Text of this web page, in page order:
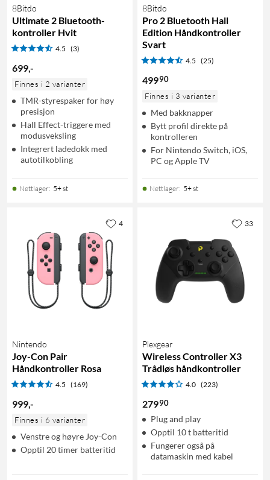
8Bitdo
Ultimate 2 Bluetooth-
kontroller Hvit
4.5 (3)
699,-
Finnes i 2 varianter
TMR-styrespaker for høy
presisjon
Hall Effect-triggere med
modusveksling
Integrert ladedokk med
autotilkobling
Nettlager: 5+ st
8Bitdo
Pro 2 Bluetooth Hall
Edition Håndkontroller
Svart
4.5 (25)
49990
Finnes i 3 varianter
Med bakknapper
Bytt profil direkte på
kontrolleren
For Nintendo Switch, iOS,
PC og Apple TV
Nettlager: 5+ st
Nintendo
Joy-Con Pair
Håndkontroller Rosa
4.5 (169)
999,-
Finnes i 6 varianter
Venstre og høyre Joy-Con
Opptil 20 timer batteritid
4
Plexgear
Wireless Controller X3
Trådløs håndkontroller
4.0 (223)
27990
Plug and play
Opptil 10 t batteritid
Fungerer også på
datamaskin med kabel
33